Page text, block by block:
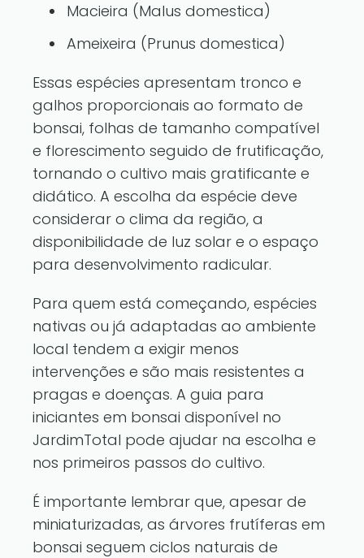
Macieira (Malus domestica)
Ameixeira (Prunus domestica)
Essas espécies apresentam tronco e
galhos proporcionais ao formato de
bonsai, folhas de tamanho compatível
e florescimento seguido de frutificação,
tornando o cultivo mais gratificante e
didático. A escolha da espécie deve
considerar o clima da região, a
disponibilidade de luz solar e o espaço
para desenvolvimento radicular.
Para quem está começando, espécies
nativas ou já adaptadas ao ambiente
local tendem a exigir menos
intervenções e são mais resistentes a
pragas e doenças. A guia para
iniciantes em bonsai disponível no
JardimTotal pode ajudar na escolha e
nos primeiros passos do cultivo.
É importante lembrar que, apesar de
miniaturizadas, as árvores frutíferas em
bonsai seguem ciclos naturais de